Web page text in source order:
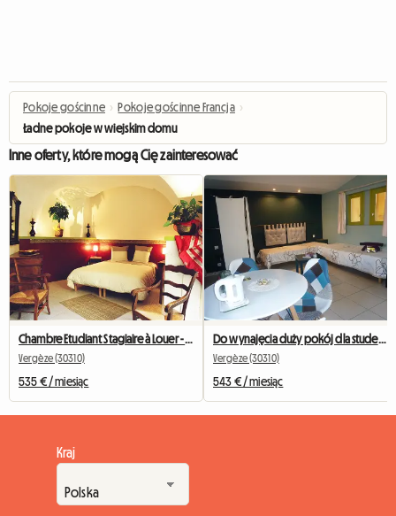
Pokoje gościnne › Pokoje gościnne Francja ›
Ładne pokoje w wiejskim domu
Inne oferty, które mogą Cię zainteresować
Vergèze (30310)
535 € / miesiąc
Do wynajęcia duży pokój dla studentów na pierwszym piętrze
Vergèze (30310)
543 € / miesiąc
Kraj